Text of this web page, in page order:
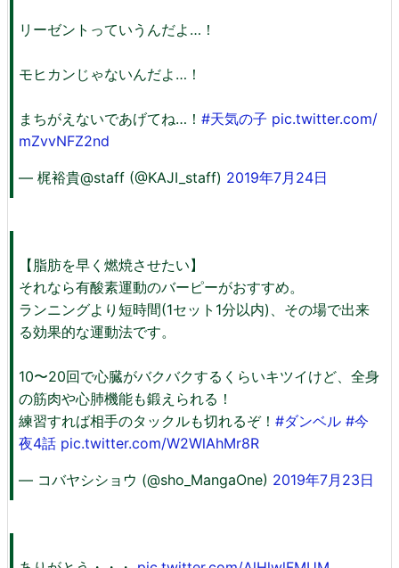
リーゼントっていうんだよ…！
モヒカンじゃないんだよ…！
まちがえないであげてね…！ #天気の子 pic.twitter.com/
mZvvNFZ2nd
— 梶裕貴@staff (@KAJI_staff) 2019年7月24日
【脂肪を早く燃焼させたい】
それなら有酸素運動のバーピーがおすすめ。
ランニングより短時間(1セット1分以内)、その場で出来
る効果的な運動法です。
10〜20回で心臓がバクバクするくらいキツイけど、全身
の筋肉や心肺機能も鍛えられる！
練習すれば相手のタックルも切れるぞ！ #ダンベル #今
夜4話 pic.twitter.com/W2WlAhMr8R
— コバヤシショウ (@sho_MangaOne) 2019年7月23日